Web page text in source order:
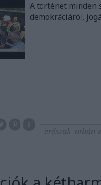
A történet minden
demokráciáról,
erőszak orbán